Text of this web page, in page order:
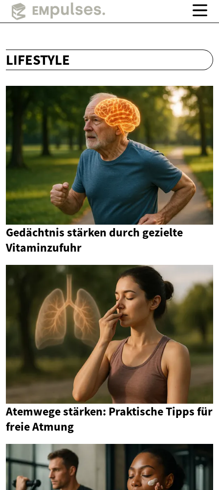
LIFESTYLE
Gedächtnis stärken durch gezielte
Vitaminzufuhr
Atemwege stärken: Praktische Tipps für
freie Atmung